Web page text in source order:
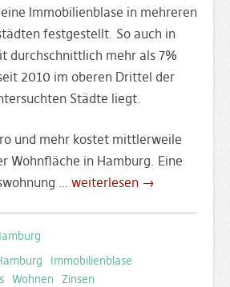
Immobilienblase in mehreren
festgestellt. So auch in
durchschnittlich mehr als 7%
2010 im oberen Drittel der
Städte liegt.
und mehr kostet mittlerweile
Wohnfläche in Hamburg. Eine
… weiterlesen →
Immobilienblase
Wohnen Zinsen